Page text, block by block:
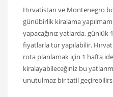
Hırvatistan ve Montenegro
günübirlik kiralama
yapacağınız yatlarda, günlük
fiyatlarla tur yapılabilir.
rota planlamak için 1 hafta
kiralayabileceğiniz bu
unutulmaz bir tatil